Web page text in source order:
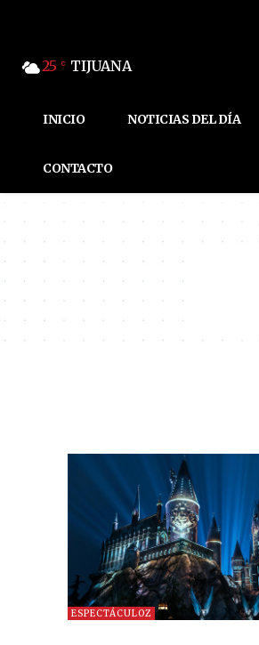
25 C TIJUANA
INICIO NOTICIAS DEL DÍA
CONTACTO
ESPECTÁCULOZ